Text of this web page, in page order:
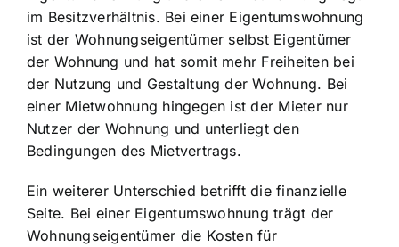
im Besitzverhältnis. Bei einer Eigentumswohnung
ist der Wohnungseigentümer selbst Eigentümer
der Wohnung und hat somit mehr Freiheiten bei
der Nutzung und Gestaltung der Wohnung. Bei
einer Mietwohnung hingegen ist der Mieter nur
Nutzer der Wohnung und unterliegt den
Bedingungen des Mietvertrags.
Ein weiterer Unterschied betrifft die finanzielle
Seite. Bei einer Eigentumswohnung trägt der
Wohnungseigentümer die Kosten für